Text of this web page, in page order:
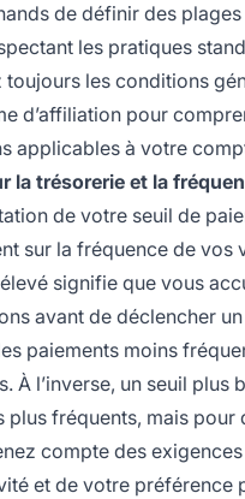
de définir des
les pratiques
toujours les conditions
d’affiliation pour
applicables à votre
la trésorerie et la
de votre seuil de
sur la fréquence de vos
signifie que vous
avant de déclencher
paiements moins
À l’inverse, un seuil plus
plus fréquents, mais pour
compte des
et de votre préférence